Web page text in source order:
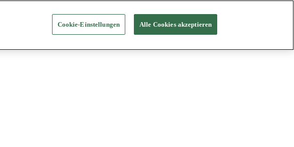
Cookie-Einstellungen Alle Cookies akzeptieren